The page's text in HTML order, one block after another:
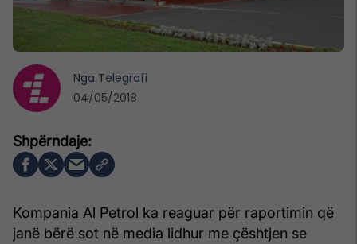
Kompania Al Petrol ka reaguar për raportimin që
janë bërë sot në media lidhur me çështjen se
Nga Telegrafi
04/05/2018